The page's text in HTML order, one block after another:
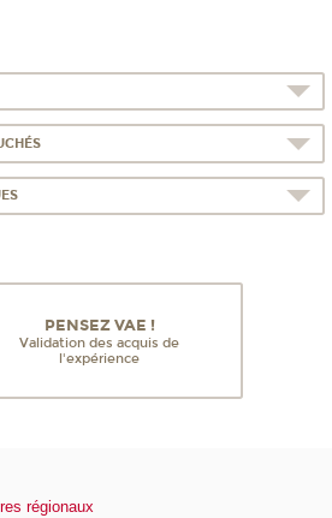
PENSEZ VAE !
Validation des acquis de
l'expérience
régionaux